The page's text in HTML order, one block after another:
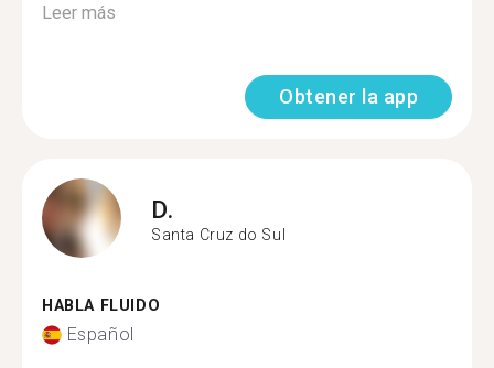
Leer más
Obtener la app
D.
Santa Cruz do Sul
HABLA FLUIDO
Español